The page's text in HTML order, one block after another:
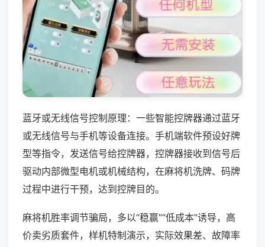
蓝牙或无线信号控制原理：一些智能控牌器通过蓝牙
或无线信号与手机等设备连接。手机端软件预设好牌
型等指令，发送信号给控牌器，控牌器接收到信号后
驱动内部微型电机或机械结构，在麻将机洗牌、码牌
过程中进行干预，达到控牌目的。
麻将机胜率调节骗局，多以“稳赢”“低成本”诱导，高
价卖劣质套件，样机特制演示，实际效果差、故障率